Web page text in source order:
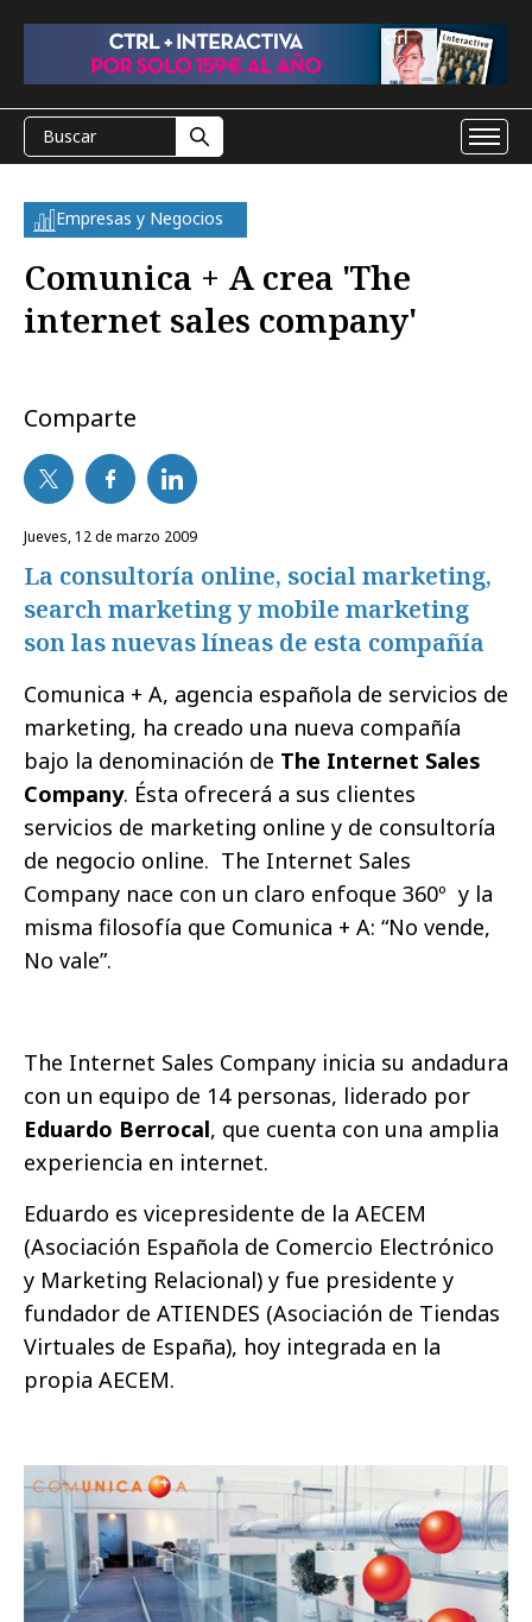
Empresas y Negocios
Comunica + A crea 'The
internet sales company'
Comparte
jueves, 12 de marzo 2009
La consultoría online, social marketing,
search marketing y mobile marketing
son las nuevas líneas de esta compañía
Comunica + A, agencia española de servicios de
marketing, ha creado una nueva compañía
bajo la denominación de The Internet Sales
Company. Ésta ofrecerá a sus clientes
servicios de marketing online y de consultoría
de negocio online. The Internet Sales
Company nace con un claro enfoque 360º y la
misma filosofía que Comunica + A: “No vende,
No vale”.
The Internet Sales Company inicia su andadura
con un equipo de 14 personas, liderado por
Eduardo Berrocal, que cuenta con una amplia
experiencia en internet.
Eduardo es vicepresidente de la AECEM
(Asociación Española de Comercio Electrónico
y Marketing Relacional) y fue presidente y
fundador de ATIENDES (Asociación de Tiendas
Virtuales de España), hoy integrada en la
propia AECEM.